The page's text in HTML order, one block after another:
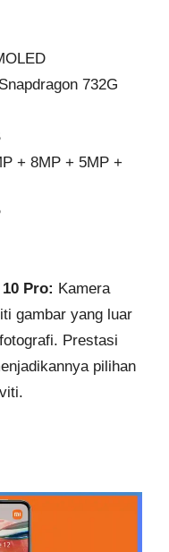
732G
+ 8MP + 5MP +
Pro: Kamera
gambar yang luar
Prestasi
pilihan